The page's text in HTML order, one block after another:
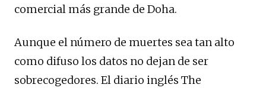
comercial más grande de Doha.
Aunque el número de muertes sea tan alto
como difuso los datos no dejan de ser
sobrecogedores. El diario inglés The